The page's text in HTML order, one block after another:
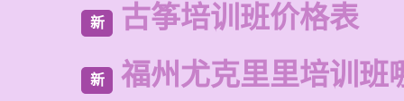
新 古筝培训班价格表
新 福州尤克里里培训班